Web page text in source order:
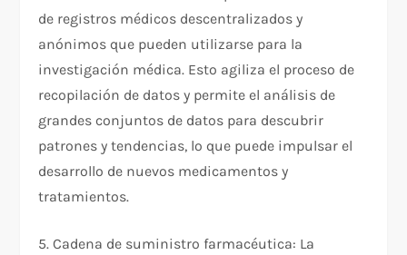
de registros médicos descentralizados y
anónimos que pueden utilizarse para la
investigación médica. Esto agiliza el proceso de
recopilación de datos y permite el análisis de
grandes conjuntos de datos para descubrir
patrones y tendencias, lo que puede impulsar el
desarrollo de nuevos medicamentos y
tratamientos.
5. Cadena de suministro farmacéutica: La